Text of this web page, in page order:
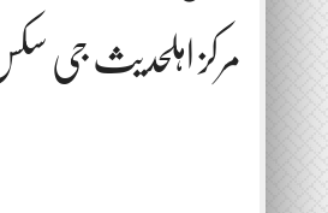
مرکز اہلحدیث جی